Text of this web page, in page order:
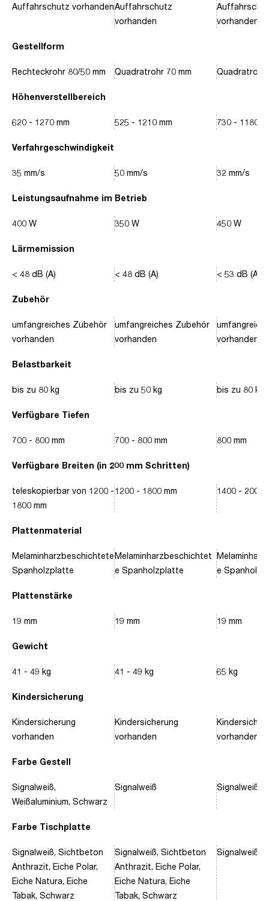
Gestellform
Höhenverstellbereich
Verfahrgeschwindigkeit
Leistungsaufnahme im Betrieb
Lärmemission
Zubehör
Belastbarkeit
Verfügbare Tiefen
Verfügbare Breiten (in 200 mm Schritten)
Plattenmaterial
Plattenstärke
Gewicht
Kindersicherung
Farbe Gestell
Farbe Tischplatte
Auffahrschutz vorhanden
Rechteckrohr 80/50 mm
620 - 1270 mm
35 mm/s
400 W
< 48 dB (A)
umfangreiches Zubehör
vorhanden
bis zu 80 kg
700 - 800 mm
teleskopierbar von 1200 -
1800 mm
Melaminharzbeschichtete
Spanholzplatte
19 mm
41 - 49 kg
Kindersicherung
vorhanden
Signalweiß,
Weißaluminium, Schwarz
Signalweiß, Sichtbeton
Anthrazit, Eiche Polar,
Eiche Natura, Eiche
Tabak, Schwarz
Auffahrschutz
vorhanden
Quadratrohr 70 mm
525 - 1210 mm
50 mm/s
350 W
< 48 dB (A)
umfangreiches Zubehör
vorhanden
bis zu 50 kg
700 - 800 mm
1200 - 1800 mm
Melaminharzbeschichtet
e Spanholzplatte
19 mm
41 - 49 kg
Kindersicherung
vorhanden
Signalweiß
Signalweiß, Sichtbeton
Anthrazit, Eiche Polar,
Eiche Natura, Eiche
Tabak, Schwarz
vorhanden
Quadratrohr
730 - 1180
32 mm/s
450 W
< 53 dB (A)
vorhanden
bis zu 80 kg
800 mm
1400 - 2000
e
19 mm
65 kg
vorhanden
Signalweiß,
Signalweiß,